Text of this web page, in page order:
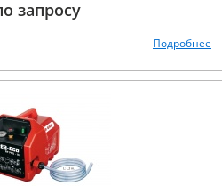
запросу
Подробнее